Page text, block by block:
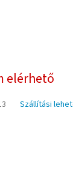
elérhető
Szállítási